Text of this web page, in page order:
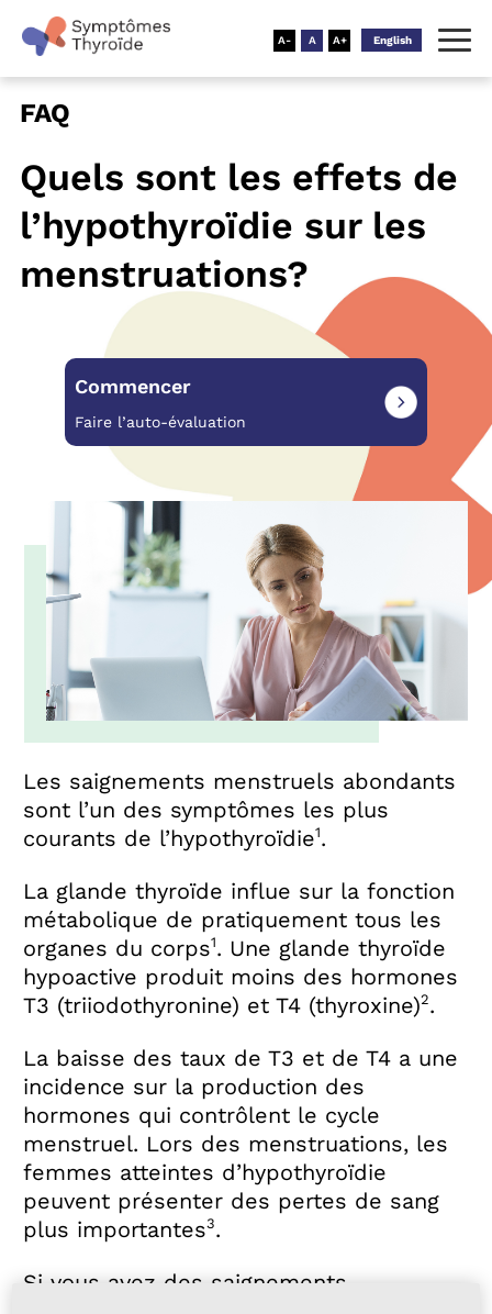
English
FAQ
Quels sont les effets de
l’hypothyroïdie sur les
menstruations?
Commencer
Faire l’auto-évaluation
Les saignements menstruels abondants
sont l’un des symptômes les plus
courants de l’hypothyroïdie1.
La glande thyroïde influe sur la fonction
métabolique de pratiquement tous les
organes du corps1. Une glande thyroïde
hypoactive produit moins des hormones
T3 (triiodothyronine) et T4 (thyroxine)2.
La baisse des taux de T3 et de T4 a une
incidence sur la production des
hormones qui contrôlent le cycle
menstruel. Lors des menstruations, les
femmes atteintes d’hypothyroïdie
peuvent présenter des pertes de sang
plus importantes3.
Si vous avez des saignements